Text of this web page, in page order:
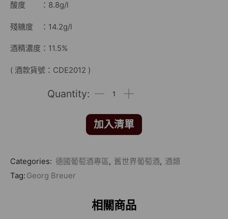
酸度 ：8.8g/l
殘糖度 ：14.2g/l
酒精濃度：11.5%
( 酒款貨號：CDE2012 )
加入清單
Categories: 德國葡萄酒專區, 舊世界葡萄酒, 酒類
Tag: Georg Breuer
相關商品